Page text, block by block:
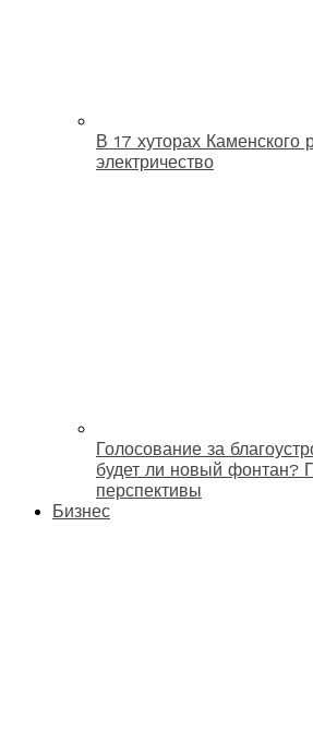
В 17 хуторах Каменского
электричество
Голосование за
будет ли новый фонтан?
перспективы
Бизнес